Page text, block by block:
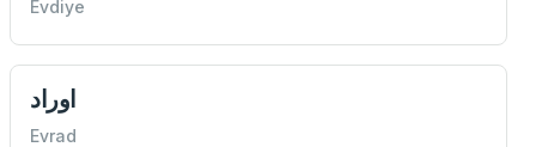
Evdiye
اوراد
Evrad